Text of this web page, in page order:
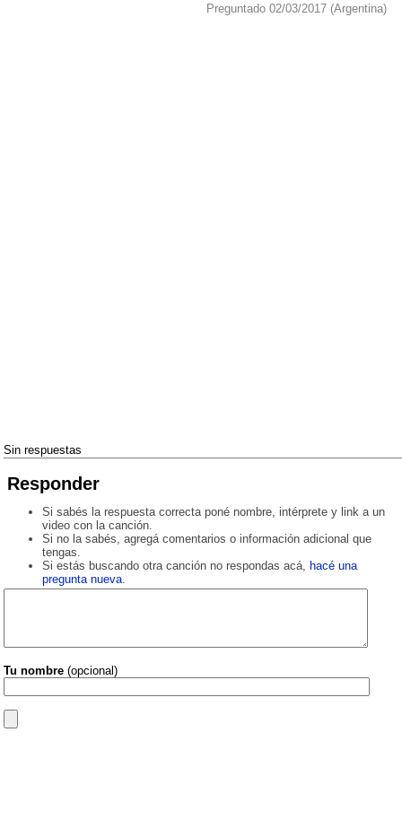
Preguntado 02/03/2017 (Argentina)
Sin respuestas
Responder
Si sabés la respuesta correcta poné nombre, intérprete y link a un
video con la canción.
Si no la sabés, agregá comentarios o información adicional que
tengas.
Si estás buscando otra canción no respondas acá, hacé una
pregunta nueva.
Tu nombre (opcional)